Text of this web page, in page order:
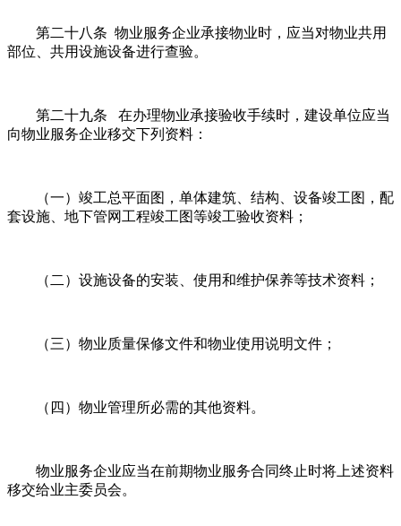
第二十八条 物业服务企业承接物业时，应当对物业共用
部位、共用设施设备进行查验。
第二十九条 在办理物业承接验收手续时，建设单位应当
向物业服务企业移交下列资料：
（一）竣工总平面图，单体建筑、结构、设备竣工图，配
套设施、地下管网工程竣工图等竣工验收资料；
（二）设施设备的安装、使用和维护保养等技术资料；
（三）物业质量保修文件和物业使用说明文件；
（四）物业管理所必需的其他资料。
物业服务企业应当在前期物业服务合同终止时将上述资料
移交给业主委员会。